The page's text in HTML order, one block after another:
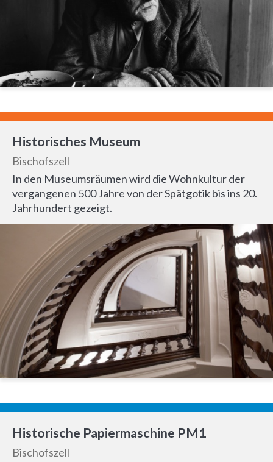
Historisches Museum
Bischofszell
In den Museumsräumen wird die Wohnkultur der
vergangenen 500 Jahre von der Spätgotik bis ins 20.
Jahrhundert gezeigt.
Historische Papiermaschine PM1
Bischofszell